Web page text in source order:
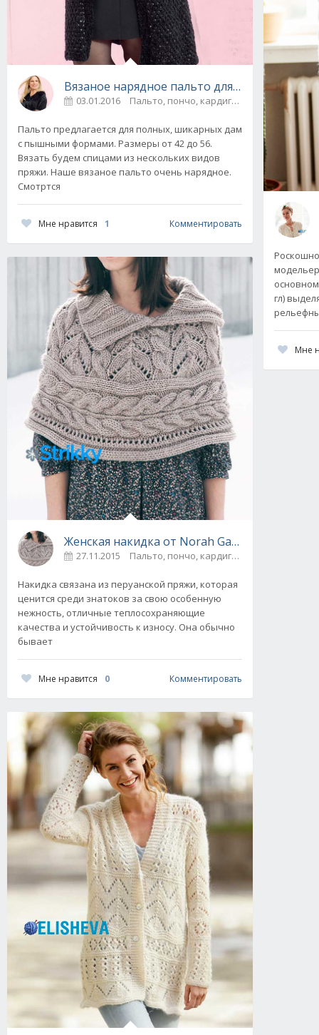
Вязаное нарядное пальто для полных,
03.01.2016 Пальто, пончо, кардиганы
Пальто предлагается для полных, шикарных дам
с пышными формами. Размеры от 42 до 56.
Вязать будем спицами из нескольких видов
пряжи. Наше вязаное пальто очень нарядное.
Смотртся
Мне нравится 1 Комментировать
Женская накидка от Norah Gaughan с
27.11.2015
Накидка связана из перуанской пряжи, которая
ценится среди знатоков за свою особенную
нежность, отличные теплосохраняющие
качества и устойчивость к износу. Она обычно
бывает
Мне нравится 0 Комментировать
гл)
Мне